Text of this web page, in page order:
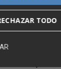
cada
al
TODO